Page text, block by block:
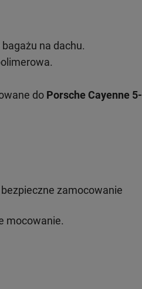
na dachu.
do Porsche Cayenne 5-
zamocowanie
mocowanie.